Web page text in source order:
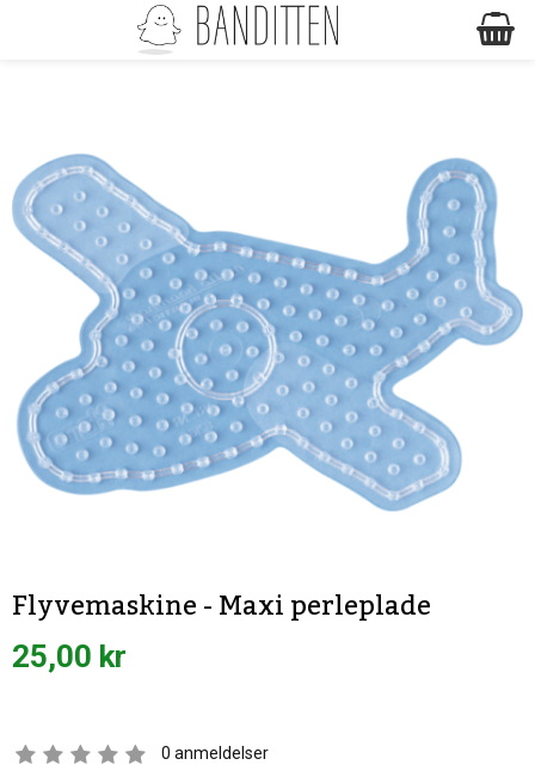
Flyvemaskine - Maxi perleplade
25,00 kr
0 anmeldelser